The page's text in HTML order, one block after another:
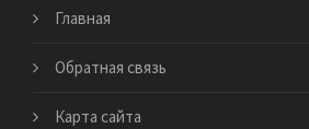
Главная
Обратная связь
Карта сайта